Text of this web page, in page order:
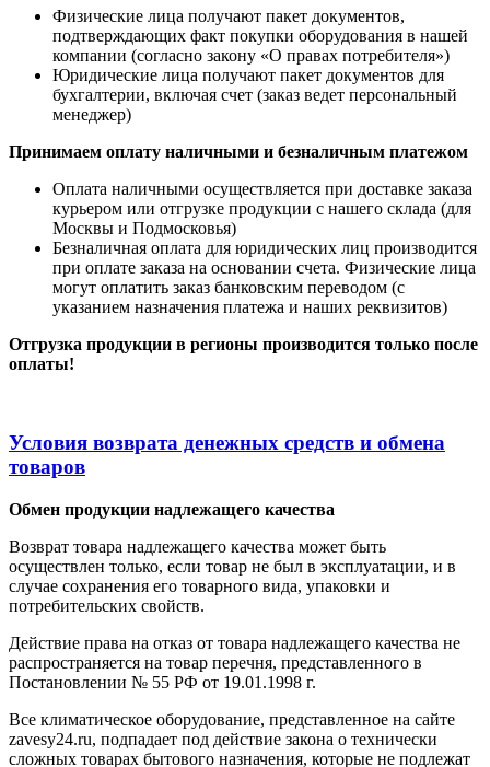
Физические лица получают пакет документов,
подтверждающих факт покупки оборудования в нашей
компании (согласно закону «О правах потребителя»)
Юридические лица получают пакет документов для
бухгалтерии, включая счет (заказ ведет персональный
менеджер)
Принимаем оплату наличными и безналичным платежом
Оплата наличными осуществляется при доставке заказа
курьером или отгрузке продукции с нашего склада (для
Москвы и Подмосковья)
Безналичная оплата для юридических лиц производится
при оплате заказа на основании счета. Физические лица
могут оплатить заказ банковским переводом (с
указанием назначения платежа и наших реквизитов)
Отгрузка продукции в регионы производится только после
оплаты!
Условия возврата денежных средств и обмена
товаров
Обмен продукции надлежащего качества
Возврат товара надлежащего качества может быть
осуществлен только, если товар не был в эксплуатации, и в
случае сохранения его товарного вида, упаковки и
потребительских свойств.
Действие права на отказ от товара надлежащего качества не
распространяется на товар перечня, представленного в
Постановлении № 55 РФ от 19.01.1998 г.
Все климатическое оборудование, представленное на сайте
zavesy24.ru, подпадает под действие закона о технически
сложных товарах бытового назначения, которые не подлежат